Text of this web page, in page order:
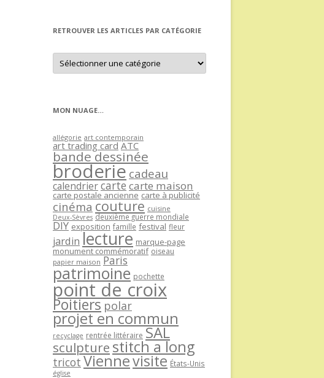
RETROUVER LES ARTICLES PAR CATÉGORIE
Retrouver
les
articles
MON NUAGE…
allégorie art contemporain
art trading card ATC
bande dessinée
broderie cadeau
calendriercartecarte maison
carte postale ancienne carte à publicité
cinéma couture cuisine
Deux-Sèvres deuxième guerre mondiale
DIY exposition famille festival fleur
jardin lecture marque-page
monument commémoratif oiseau
papier maison Paris
patrimoine pochette
point de croix
Poitiers polar
projet en commun
recyclage rentrée littéraire SAL
sculpture stitch a long
tricot Viennevisite États-Unis
église